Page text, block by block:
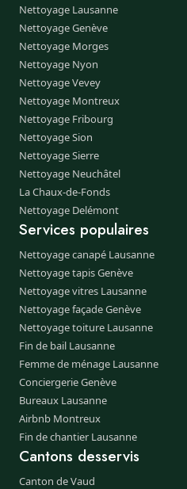
Nettoyage Lausanne
Nettoyage Genève
Nettoyage Morges
Nettoyage Nyon
Nettoyage Vevey
Nettoyage Montreux
Nettoyage Fribourg
Nettoyage Sion
Nettoyage Sierre
Nettoyage Neuchâtel
La Chaux-de-Fonds
Nettoyage Delémont
Services populaires
Nettoyage canapé Lausanne
Nettoyage tapis Genève
Nettoyage vitres Lausanne
Nettoyage façade Genève
Nettoyage toiture Lausanne
Fin de bail Lausanne
Femme de ménage Lausanne
Conciergerie Genève
Bureaux Lausanne
Airbnb Montreux
Fin de chantier Lausanne
Cantons desservis
Canton de Vaud